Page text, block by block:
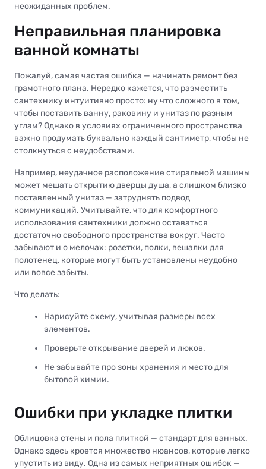
неожиданных проблем.
Неправильная планировка
ванной комнаты
Пожалуй, самая частая ошибка — начинать ремонт без
грамотного плана. Нередко кажется, что разместить
сантехнику интуитивно просто: ну что сложного в том,
чтобы поставить ванну, раковину и унитаз по разным
углам? Однако в условиях ограниченного пространства
важно продумать буквально каждый сантиметр, чтобы не
столкнуться с неудобствами.
Например, неудачное расположение стиральной машины
может мешать открытию дверцы душа, а слишком близко
поставленный унитаз — затруднять подвод
коммуникаций. Учитывайте, что для комфортного
использования сантехники должно оставаться
достаточно свободного пространства вокруг. Часто
забывают и о мелочах: розетки, полки, вешалки для
полотенец, которые могут быть установлены неудобно
или вовсе забыты.
Что делать:
Нарисуйте схему, учитывая размеры всех
элементов.
Проверьте открывание дверей и люков.
Не забывайте про зоны хранения и место для
бытовой химии.
Ошибки при укладке плитки
Облицовка стены и пола плиткой — стандарт для ванных.
Однако здесь кроется множество нюансов, которые легко
упустить из виду. Одна из самых неприятных ошибок —